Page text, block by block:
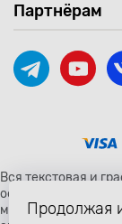
Партнёрам
Вся текстовая и
оформление
международными
Продолжая